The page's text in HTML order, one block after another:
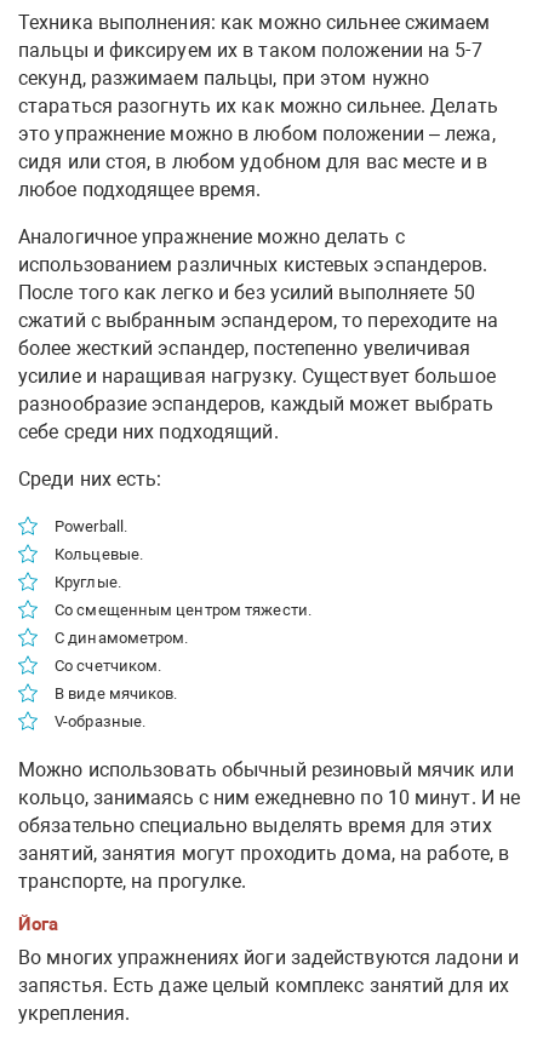
Техника выполнения: как можно сильнее сжимаем
пальцы и фиксируем их в таком положении на 5-7
секунд, разжимаем пальцы, при этом нужно
стараться разогнуть их как можно сильнее. Делать
это упражнение можно в любом положении – лежа,
сидя или стоя, в любом удобном для вас месте и в
любое подходящее время.
Аналогичное упражнение можно делать с
использованием различных кистевых эспандеров.
После того как легко и без усилий выполняете 50
сжатий с выбранным эспандером, то переходите на
более жесткий эспандер, постепенно увеличивая
усилие и наращивая нагрузку. Существует большое
разнообразие эспандеров, каждый может выбрать
себе среди них подходящий.
Среди них есть:
Powerball.
Кольцевые.
Круглые.
Со смещенным центром тяжести.
С динамометром.
Со счетчиком.
В виде мячиков.
V-образные.
Можно использовать обычный резиновый мячик или
кольцо, занимаясь с ним ежедневно по 10 минут. И не
обязательно специально выделять время для этих
занятий, занятия могут проходить дома, на работе, в
транспорте, на прогулке.
Йога
Во многих упражнениях йоги задействуются ладони и
запястья. Есть даже целый комплекс занятий для их
укрепления.